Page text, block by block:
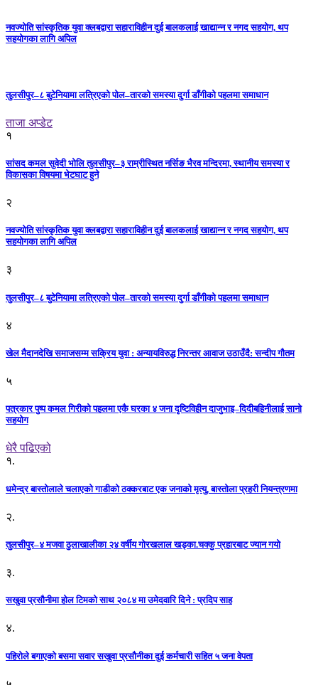
नवज्योति सांस्कृतिक युवा क्लबद्वारा सहाराविहीन दुई बालकलाई खाद्यान्न र नगद सहयोग, थप
सहयोगका लागि अपिल
तुलसीपुर–८ बुटेनियामा लत्रिएको पोल–तारको समस्या दुर्गा डाँगीको पहलमा समाधान
ताजा अप्डेट
१
सांसद कमल सुवेदी भोलि तुलसीपुर–३ राम्रीस्थित नर्सिङ भैरव मन्दिरमा, स्थानीय समस्या र
विकासका विषयमा भेटघाट हुने
२
नवज्योति सांस्कृतिक युवा क्लबद्वारा सहाराविहीन दुई बालकलाई खाद्यान्न र नगद सहयोग, थप
सहयोगका लागि अपिल
३
तुलसीपुर–८ बुटेनियामा लत्रिएको पोल–तारको समस्या दुर्गा डाँगीको पहलमा समाधान
४
खेल मैदानदेखि समाजसम्म सक्रिय युवा : अन्यायविरुद्ध निरन्तर आवाज उठाउँदै: सन्दीप गौतम
५
पत्रकार पुष्प कमल गिरीको पहलमा एकै घरका ४ जना दृष्टिविहीन दाजुभाइ–दिदीबहिनीलाई सानो
सहयोग
धेरै पढिएको
१.
धमेन्द्र बास्तोलाले चलाएको गाडीको ठक्करबाट एक जनाको मृत्यु, बास्तोला प्रहरी नियन्त्रणमा
२.
तुलसीपुर–४ मजवा ठुलाखालीका २४ वर्षीय गोरखलाल खड्का.चक्कु प्रहारबाट ज्यान गयो
३.
सखुवा प्रसौनीमा होल टिमको साथ २०८४ मा उमेदवारि दिने : प्रदिप साह
४.
पहिराेले बगाएकाे बसमा सवार सखुवा प्रसाैनीका दुई कर्मचारी सहित ५ जना वेपता